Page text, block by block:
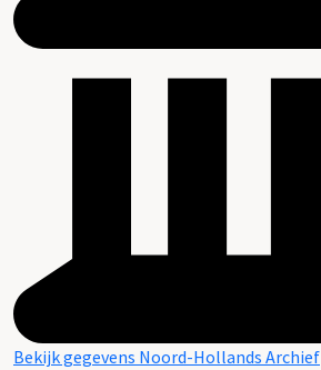
Bekijk gegevens Noord-Hollands Archief